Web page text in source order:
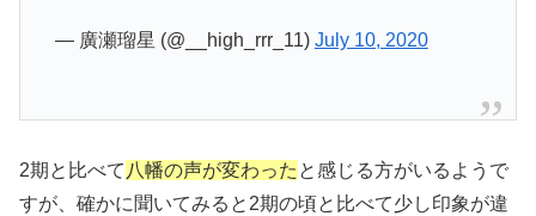
— 廣瀬瑠星 (@__high_rrr_11) July 10, 2020
2期と比べて 八幡の声が変わった と感じる方がいるようで
すが、確かに聞いてみると2期の頃と比べて少し印象が違